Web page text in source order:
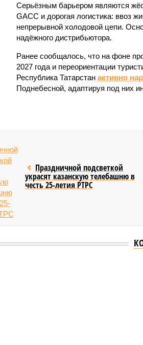
Серьёзным барьером являются
GACC и дорогая логистика: ввоз
непрерывной холодовой цепи.
надёжного дистрибьютора.
Ранее сообщалось, что на фоне
2027 года и переориентации
Республика Татарстан активно
Поднебесной, адаптируя под них
Праздничной подсветкой
украсят казанскую телебашню в
честь 25-летия РТРС